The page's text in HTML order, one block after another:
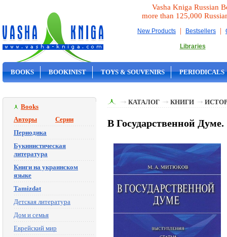
Vasha Kniga Russian
more than 125,000
New Products | Bestsellers |
Libraries
BOOKS BOOKINIST TOYS & SOUVENIRS PERIODICALS
Books
Авторы
Серии
Периодика
Букинистическая
литература
Книги на украинском
языке
Tamizdat
Детская литература
Дом и семья
Еврейский мир
КАТАЛОГ КНИГИ
В Государственной